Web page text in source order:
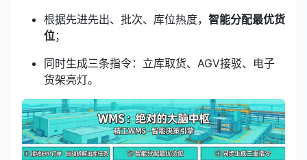
根据先进先出、批次、库位热度， 智能分配最优货
位；
同时生成三条指令：立库取货、AGV接驳、电子
货架亮灯。